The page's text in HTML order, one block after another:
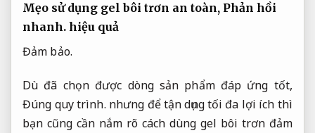
Mẹo sử dụng gel bôi trơn an toàn, Phản hồi
nhanh. hiệu quả
Đảm bảo.
Dù đã chọn được dòng sản phẩm đáp ứng tốt,
Đúng quy trình. nhưng để tận dụng tối đa lợi ích thì
bạn cũng cần nắm rõ cách dùng gel bôi trơn đảm